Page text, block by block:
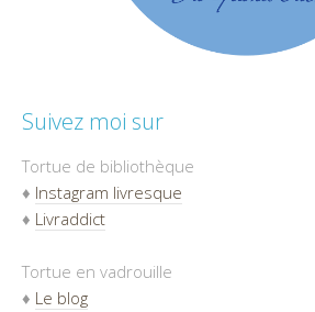
Suivez moi sur
Tortue de bibliothèque
♦ Instagram livresque
♦ Livraddict
Tortue en vadrouille
♦ Le blog